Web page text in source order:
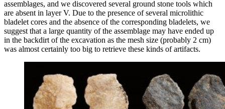
assemblages, and we discovered several ground stone tools which
are absent in layer V. Due to the presence of several microlithic
bladelet cores and the absence of the corresponding bladelets, we
suggest that a large quantity of the assemblage may have ended up
in the backdirt of the excavation as the mesh size (probably 2 cm)
was almost certainly too big to retrieve these kinds of artifacts.